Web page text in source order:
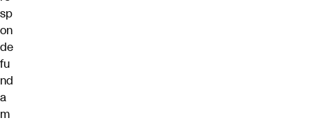
sp
on
de
fu
nd
a
m